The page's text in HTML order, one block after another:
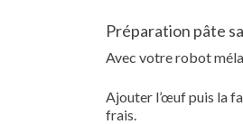
Préparation pâte
Avec votre robot
Ajouter l’œuf puis la
frais.